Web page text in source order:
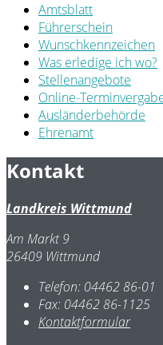
Amtsblatt
Führerschein
Wunschkennzeichen
Was erledige ich wo?
Stellenangebote
Online-
Ausländerbehörde
Ehrenamt
Kontakt
Landkreis Wittmund
Am Markt 9
26409 Wittmund
Telefon: 04462 86-01
Fax: 04462 86-1125
Kontaktformular